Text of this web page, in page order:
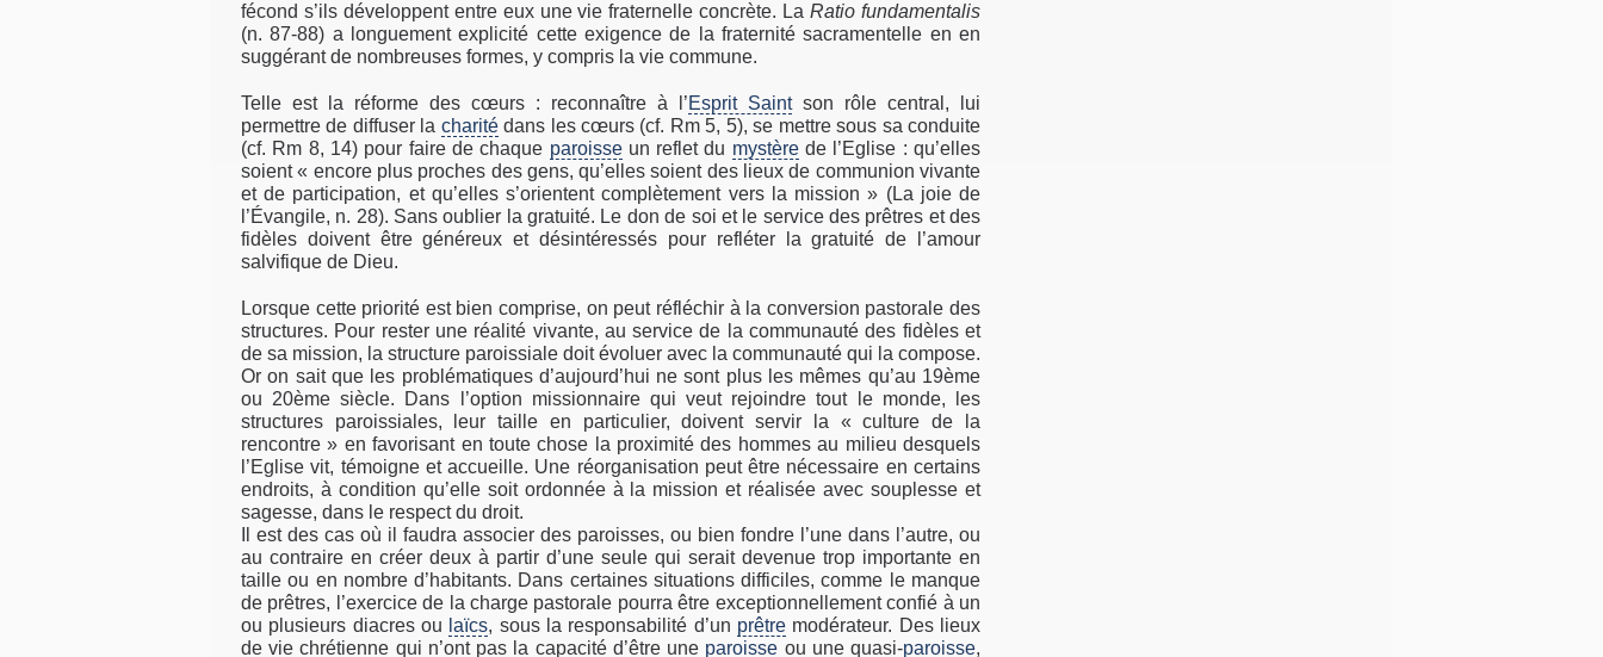
fécond s’ils développent entre eux une vie fraternelle concrète. LaRatio fundamentalis
(n. 87-88) a longuement explicité cette exigence de la fraternité sacramentelle en en
suggérant de nombreuses formes, y compris la vie commune.
Telle est la réforme des cœurs : reconnaître à l’Esprit Saintson rôle central, lui
permettre de diffuser la charitédans les cœurs (cf. Rm 5, 5), se mettre sous sa conduite
(cf. Rm 8, 14) pour faire de chaque paroisseun reflet du mystèrede l’Eglise : qu’elles
soient « encore plus proches des gens, qu’elles soient des lieux de communion vivante
et de participation, et qu’elles s’orientent complètement vers la mission » (La joie de
l’Évangile, n. 28). Sans oublier la gratuité. Le don de soi et le service des prêtres et des
fidèles doivent être généreux et désintéressés pour refléter la gratuité de l’amour
salvifique de Dieu.
Lorsque cette priorité est bien comprise, on peut réfléchir à la conversion pastorale des
structures. Pour rester une réalité vivante, au service de la communauté des fidèles et
de sa mission, la structure paroissiale doit évoluer avec la communauté qui la compose.
Or on sait que les problématiques d’aujourd’hui ne sont plus les mêmes qu’au 19ème
ou 20ème siècle. Dans l’option missionnaire qui veut rejoindre tout le monde, les
structures paroissiales, leur taille en particulier, doivent servir la « culture de la
rencontre » en favorisant en toute chose la proximité des hommes au milieu desquels
l’Eglise vit, témoigne et accueille. Une réorganisation peut être nécessaire en certains
endroits, à condition qu’elle soit ordonnée à la mission et réalisée avec souplesse et
sagesse, dans le respect du droit.
Il est des cas où il faudra associer des paroisses, ou bien fondre l’une dans l’autre, ou
au contraire en créer deux à partir d’une seule qui serait devenue trop importante en
taille ou en nombre d’habitants. Dans certaines situations difficiles, comme le manque
de prêtres, l’exercice de la charge pastorale pourra être exceptionnellement confié à un
ou plusieurs diacres ou laïcs, sous la responsabilité d’un prêtre modérateur. Des lieux
de vie chrétienne qui n’ont pas la capacité d’être une paroisse ou une quasi-paroisse,